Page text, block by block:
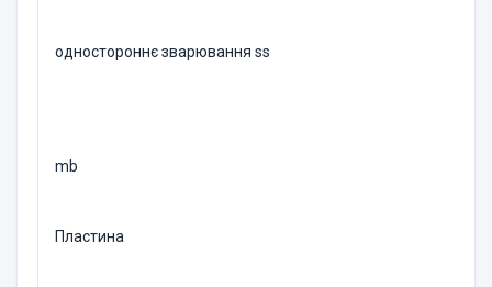
одностороннє зварювання ss
mb
Пластина